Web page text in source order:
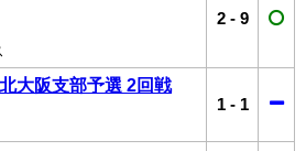
2- 9
大阪支部予選 2回戦
1- 1